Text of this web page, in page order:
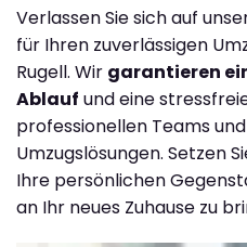
Verlassen Sie sich auf
für Ihren zuverlässigen
Rugell. Wir garantieren
Ablauf und eine
professionellen Teams
Umzugslösungen. Setzen
Ihre persönlichen
an Ihr neues Zuhause zu